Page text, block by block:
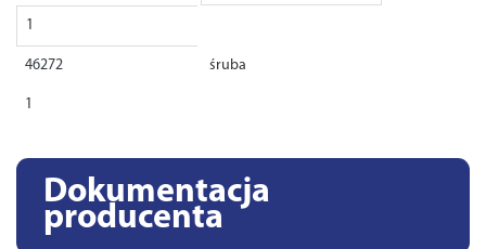
1
46272 śruba
1
Dokumentacja
producenta